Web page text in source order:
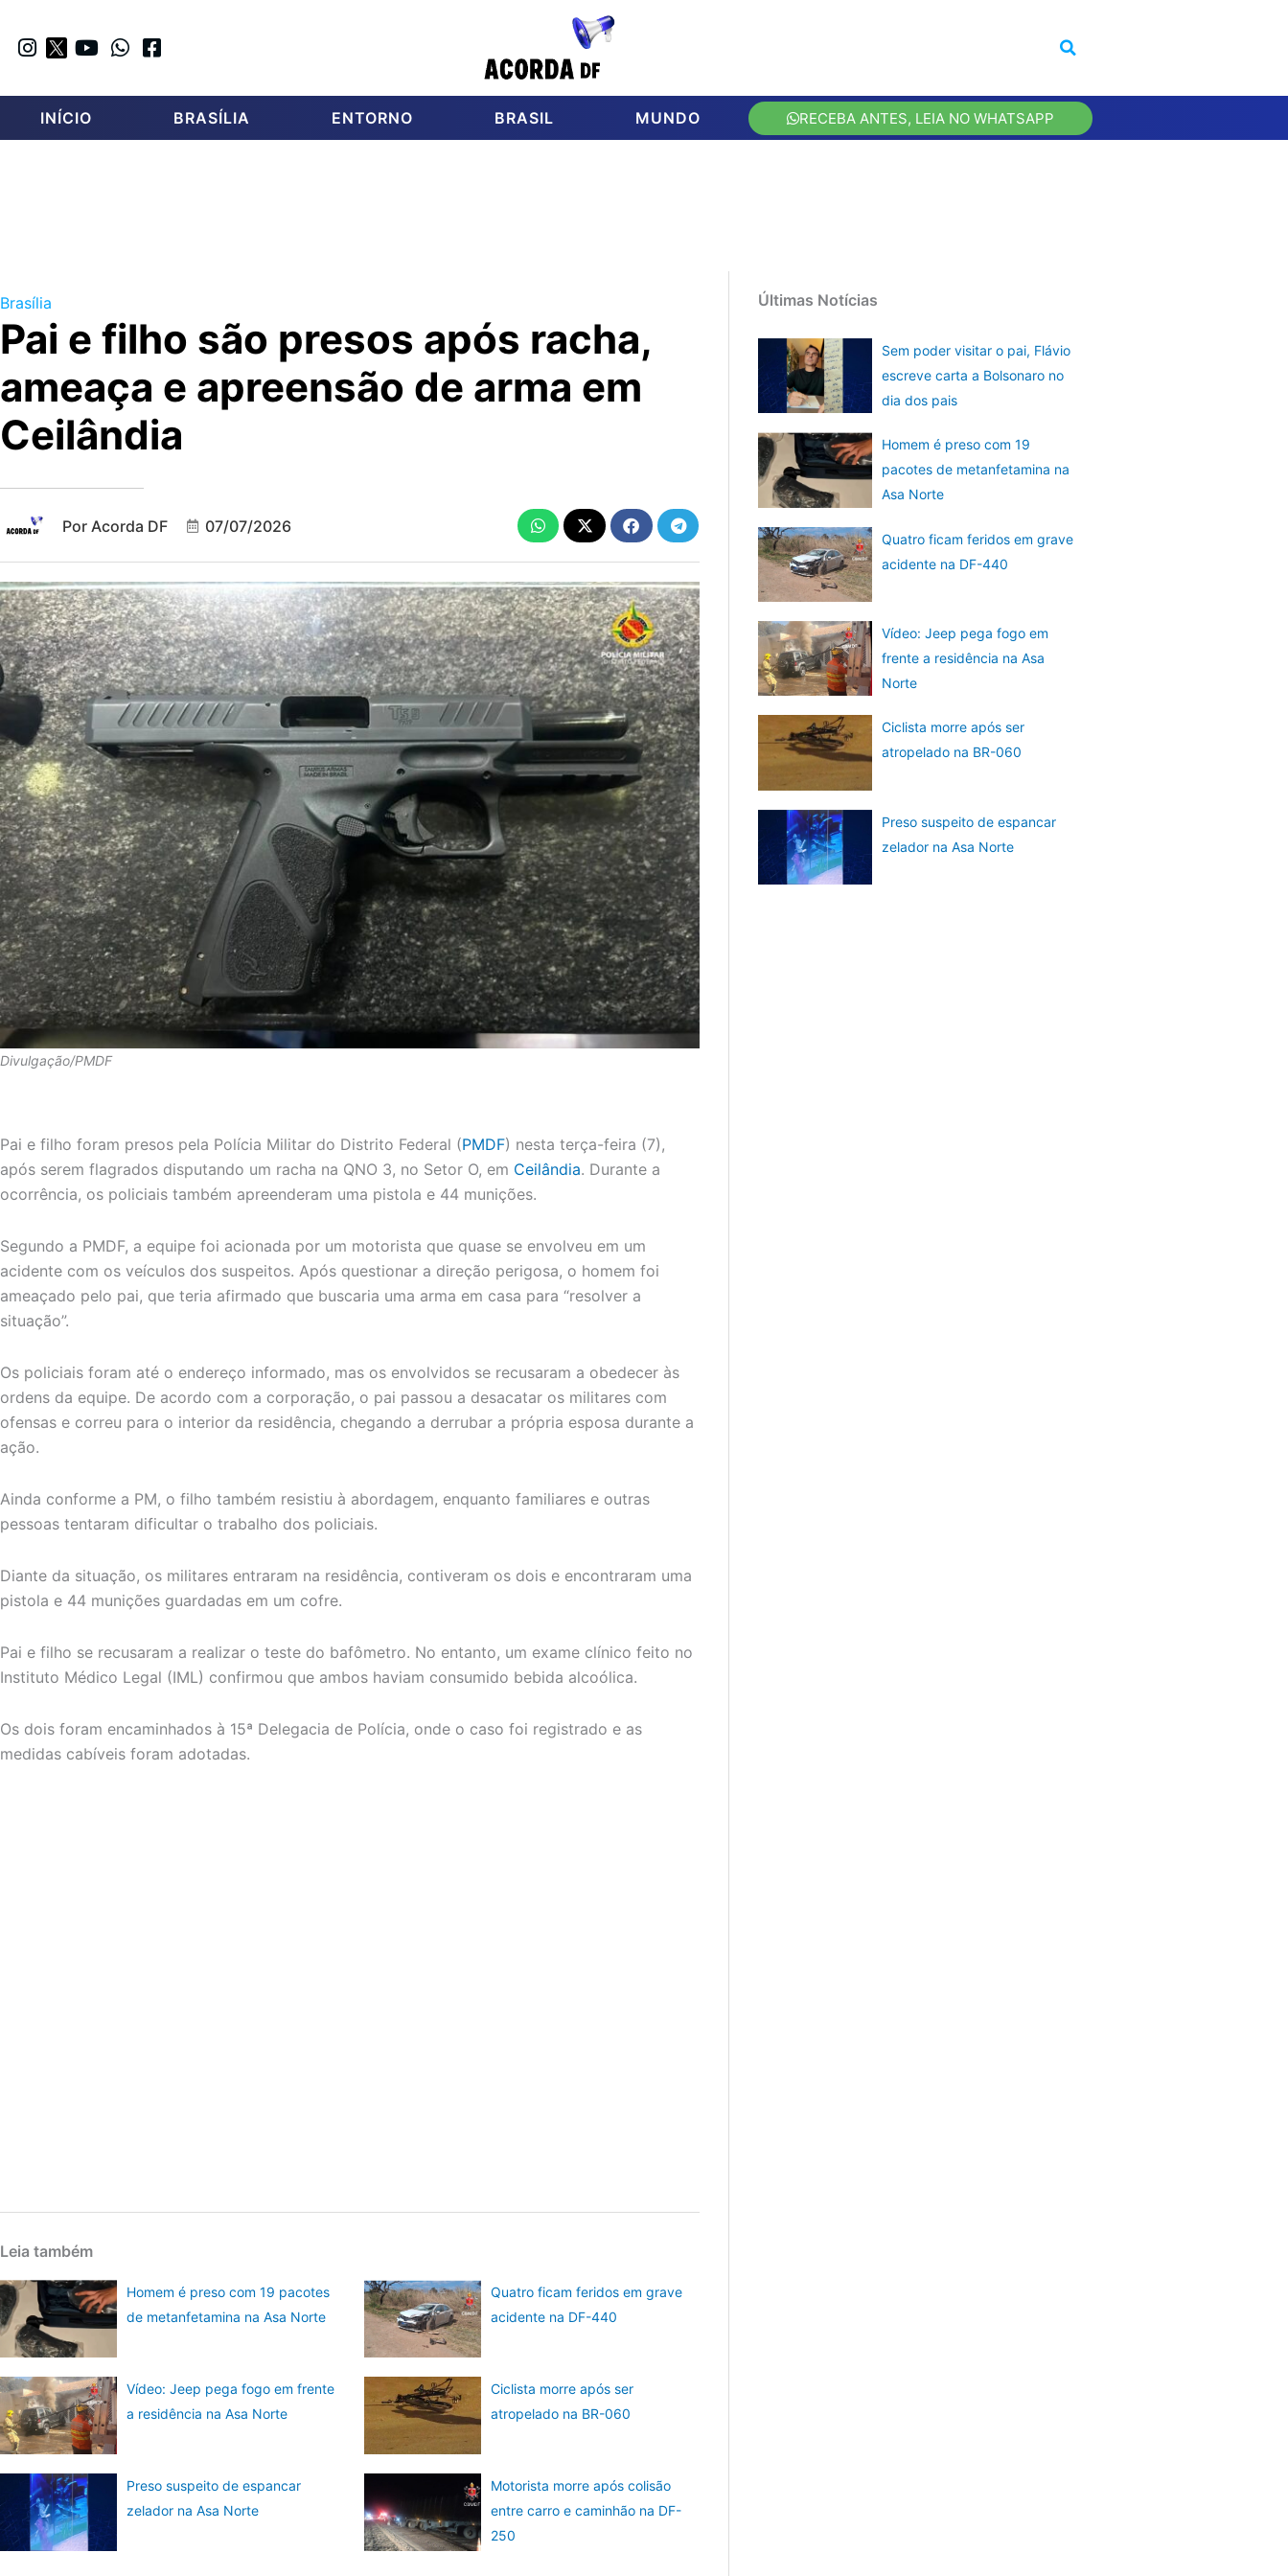
INÍCIO BRASÍLIA ENTORNO BRASIL MUNDO RECEBA ANTES, LEIA NO WHATSAPP
Brasília
Pai e filho são presos após racha,
ameaça e apreensão de arma em
Ceilândia
Por Acorda DF 07/07/2026
Divulgação/PMDF
Pai e filho foram presos pela Polícia Militar do Distrito Federal (PMDF) nesta terça-feira (7),
após serem flagrados disputando um racha na QNO 3, no Setor O, em Ceilândia. Durante a
ocorrência, os policiais também apreenderam uma pistola e 44 munições.
Segundo a PMDF, a equipe foi acionada por um motorista que quase se envolveu em um
acidente com os veículos dos suspeitos. Após questionar a direção perigosa, o homem foi
ameaçado pelo pai, que teria afirmado que buscaria uma arma em casa para “resolver a
situação”.
Os policiais foram até o endereço informado, mas os envolvidos se recusaram a obedecer às
ordens da equipe. De acordo com a corporação, o pai passou a desacatar os militares com
ofensas e correu para o interior da residência, chegando a derrubar a própria esposa durante a
ação.
Ainda conforme a PM, o filho também resistiu à abordagem, enquanto familiares e outras
pessoas tentaram dificultar o trabalho dos policiais.
Diante da situação, os militares entraram na residência, contiveram os dois e encontraram uma
pistola e 44 munições guardadas em um cofre.
Pai e filho se recusaram a realizar o teste do bafômetro. No entanto, um exame clínico feito no
Instituto Médico Legal (IML) confirmou que ambos haviam consumido bebida alcoólica.
Os dois foram encaminhados à 15ª Delegacia de Polícia, onde o caso foi registrado e as
medidas cabíveis foram adotadas.
Leia também
Homem é preso com 19 pacotes
de metanfetamina na Asa Norte
Quatro ficam feridos em grave
acidente na DF-440
Vídeo: Jeep pega fogo em frente
a residência na Asa Norte
Ciclista morre após ser
atropelado na BR-060
Preso suspeito de espancar
zelador na Asa Norte
Motorista morre após colisão
entre carro e caminhão na DF-
250
Últimas Notícias
Sem poder visitar o pai, Flávio
escreve carta a Bolsonaro no
dia dos pais
Homem é preso com 19
pacotes de metanfetamina na
Asa Norte
Quatro ficam feridos em grave
acidente na DF-440
Vídeo: Jeep pega fogo em
frente a residência na Asa
Norte
Ciclista morre após ser
atropelado na BR-060
Preso suspeito de espancar
zelador na Asa Norte